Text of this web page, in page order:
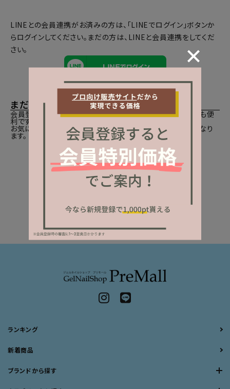
LINEとの会員連携がお済みの方は、「LINEでログイン」ボタンか
らログインしてください。まだの方は、 LINEと会員連携をしてくだ
さい。
まだご登録がお済みでないお客様
会員登録をしていただきますと、二度目のお買い物時にとても便
利です。
お気に入り商品をご登録いただけるなどお買い物が便利になり
ます。
会員登録
ランキング
新着商品
ブランドから探す